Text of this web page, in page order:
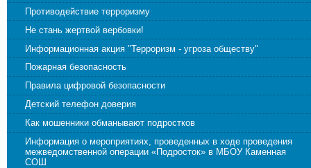
Противодействие терроризму
Не стань жертвой вербовки!
Информационная акция "Терроризм - угроза обществу"
Пожарная безопасность
Правила цифровой безопасности
Детский телефон доверия
Как мошенники обманывают подростков
Информация о мероприятиях, проведенных в ходе проведения
межведомственной операции «Подросток» в МБОУ Каменная
СОШ